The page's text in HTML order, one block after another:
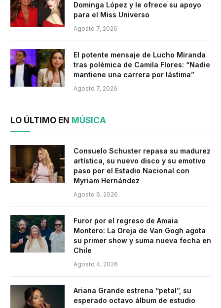
Dominga López y le ofrece su apoyo
para el Miss Universo
Agosto 7, 2026
El potente mensaje de Lucho Miranda
tras polémica de Camila Flores: “Nadie
mantiene una carrera por lástima”
Agosto 7, 2026
LO ÚLTIMO EN MÚSICA
Consuelo Schuster repasa su madurez
artística, su nuevo disco y su emotivo
paso por el Estadio Nacional con
Myriam Hernández
Agosto 6, 2026
Furor por el regreso de Amaia
Montero: La Oreja de Van Gogh agota
su primer show y suma nueva fecha en
Chile
Agosto 4, 2026
Ariana Grande estrena “petal”, su
esperado octavo álbum de estudio